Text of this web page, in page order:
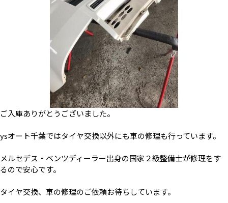
ご入庫ありがとうございました。
ysオート千葉ではタイヤ交換以外にも車の修理も行っています。
メルセデス・ベンツディーラー出身の国家２級整備士が修理をす
るので安心です。
タイヤ交換、車の修理のご依頼お待ちしています。